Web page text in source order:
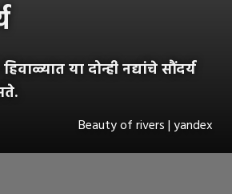
या दोन्ही नद्यांचे सौंदर्य
Beauty of rivers | yandex